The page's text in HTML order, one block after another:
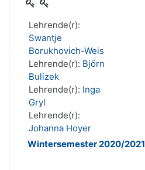
Lehrende(r):
Swantje
Borukhovich-Weis
Lehrende(r): Björn
Bulizek
Lehrende(r): Inga
Gryl
Lehrende(r):
Johanna Hoyer
Wintersemester 2020/2021